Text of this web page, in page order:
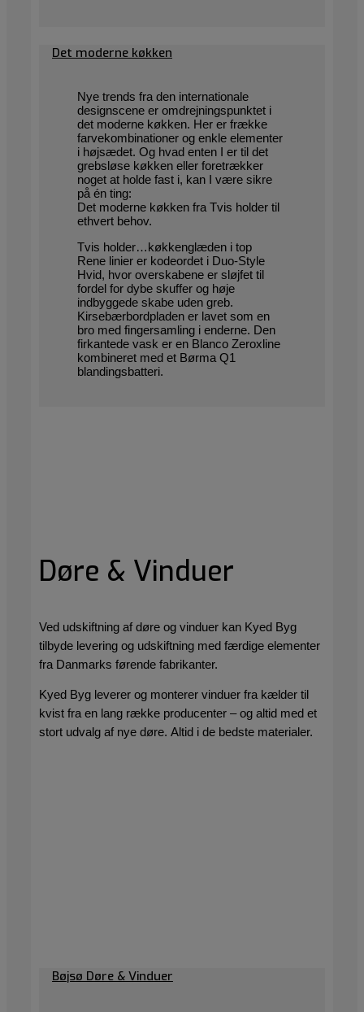
Det moderne køkken
Nye trends fra den internationale
designscene er omdrejningspunktet i
det moderne køkken. Her er frække
farvekombinationer og enkle ­elementer
i højsædet. Og hvad enten I er til det
grebsløse køkken eller foretrækker
noget at holde fast i, kan I være sikre
på én ting:
Det ­moderne køkken fra Tvis holder til
ethvert behov.
Tvis holder…køkkenglæden i top
Rene linier er kodeordet i Duo-Style
Hvid, hvor overskabene er sløjfet til
fordel for dybe skuffer og høje
indbyggede skabe uden greb.
Kirsebærbordpladen er lavet som en
bro med fingersamling i enderne. Den
firkantede vask er en Blanco Zeroxline
kombineret med et Børma Q1
blandingsbatteri.
Døre & Vinduer
Ved udskiftning af døre og vinduer kan Kyed Byg
tilbyde levering og udskiftning med færdige elementer
fra Danmarks førende fabrikanter.
Kyed Byg leverer og monterer vinduer fra kælder til
kvist fra en lang række producenter – og altid med et
stort udvalg af nye døre. Altid i de bedste materialer.
Bøjsø Døre & Vinduer